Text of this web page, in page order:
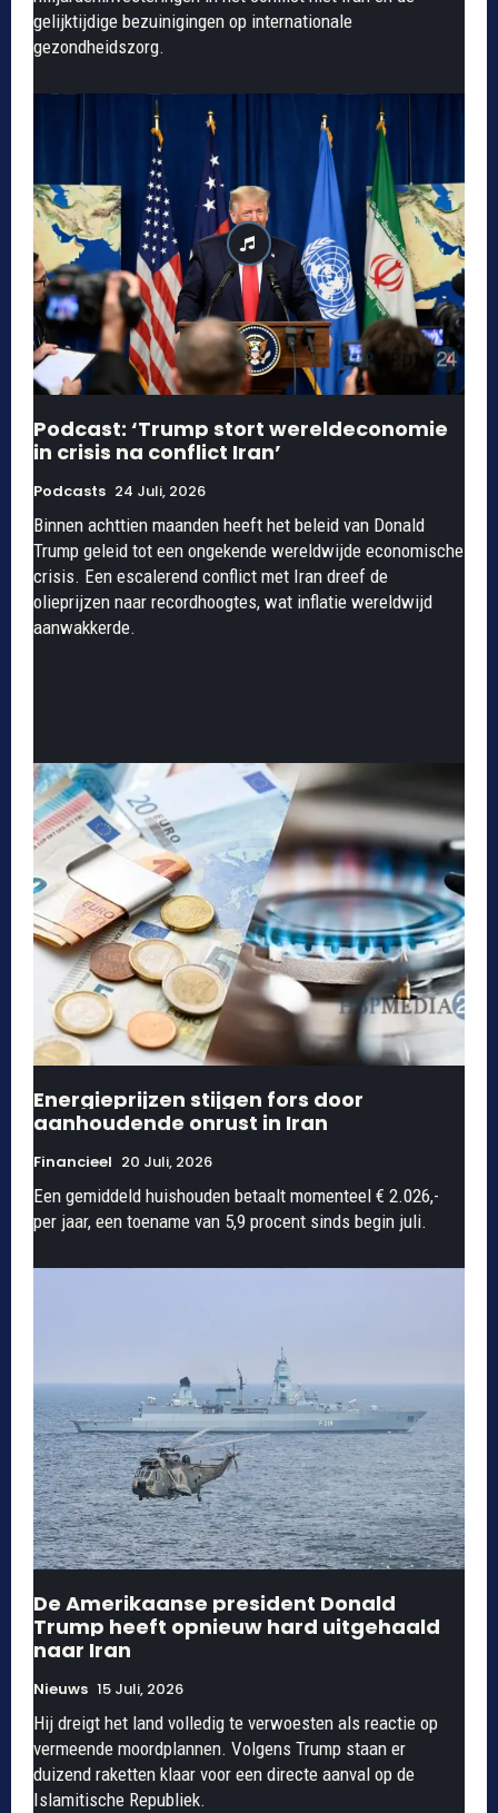
gelijktijdige bezuinigingen op internationale
gezondheidszorg.
Podcast: ‘Trump stort wereldeconomie
in crisis na conflict Iran’
Podcasts 24 Juli, 2026
Binnen achttien maanden heeft het beleid van Donald
Trump geleid tot een ongekende wereldwijde economische
crisis. Een escalerend conflict met Iran dreef de
olieprijzen naar recordhoogtes, wat inflatie wereldwijd
aanwakkerde.
Energieprijzen stijgen fors door
aanhoudende onrust in Iran
Financieel 20 Juli, 2026
Een gemiddeld huishouden betaalt momenteel € 2.026,-
per jaar, een toename van 5,9 procent sinds begin juli.
De Amerikaanse president Donald
Trump heeft opnieuw hard uitgehaald
naar Iran
Nieuws 15 Juli, 2026
Hij dreigt het land volledig te verwoesten als reactie op
vermeende moordplannen. Volgens Trump staan er
duizend raketten klaar voor een directe aanval op de
Islamitische Republiek.